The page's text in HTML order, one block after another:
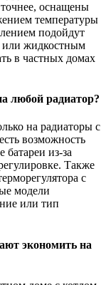
оснащены
температуры
подойдут
или жидкостным
в частных домах
любой радиатор?
на радиаторы с
возможность
батареи из-за
Также
с
модели
или тип
экономить на